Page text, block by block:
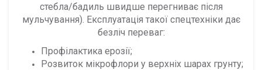
стебла/бадиль швидше перегниває після
мульчування). Експлуатація такої спецтехніки дає
безліч переваг:
Профілактика ерозії;
Розвиток мікрофлори у верхніх шарах грунту;